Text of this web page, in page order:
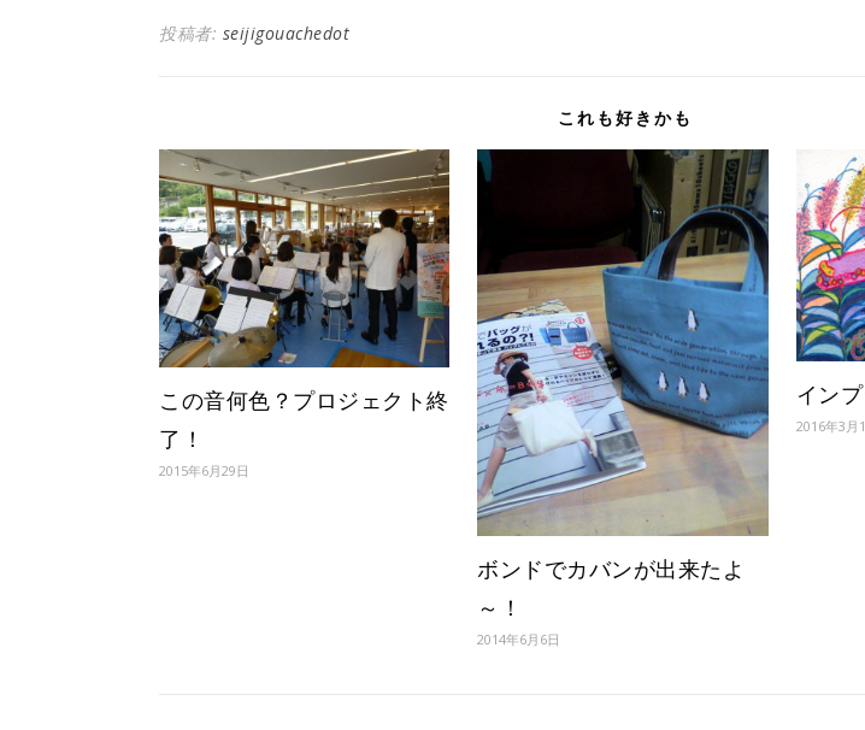
投稿者: seijigouachedot
これも好きかも
この音何色？プロジェクト終
了！
2015年6月29日
ボンドでカバンが出来たよ
～！
2014年6月6日
イン
2016年3月